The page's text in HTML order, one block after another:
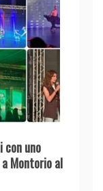
con uno
Montorio al